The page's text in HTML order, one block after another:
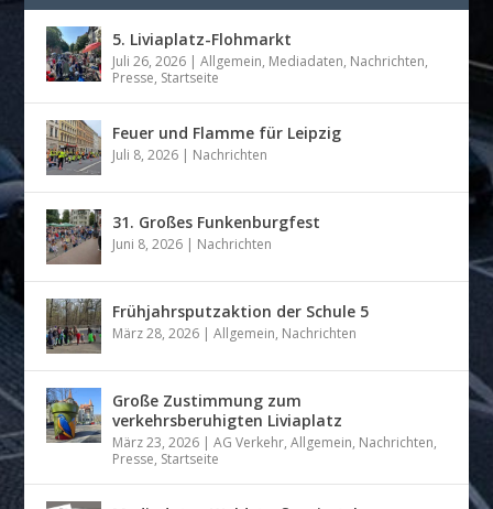
5. Liviaplatz-Flohmarkt
Juli 26, 2026 |Allgemein, Mediadaten, Nachrichten,
Presse, Startseite
Feuer und Flamme für Leipzig
Juli 8, 2026 | Nachrichten
31. Großes Funkenburgfest
Juni 8, 2026 | Nachrichten
Frühjahrsputzaktion der Schule 5
März 28, 2026 |Allgemein, Nachrichten
Große Zustimmung zum
verkehrsberuhigten Liviaplatz
März 23, 2026 |AG Verkehr,Allgemein, Nachrichten,
Presse, Startseite